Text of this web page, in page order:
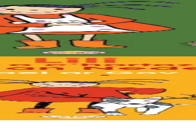
Quels sont ces bruits ?
encore passé ? Vite !! Les paroles de "Petit Papa Noël" en